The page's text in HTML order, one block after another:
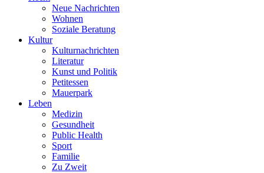
Neue Nachrichten
Wohnen
Soziale Beratung
Kultur
Kulturnachrichten
Literatur
Kunst und Politik
Petitessen
Mauerpark
Leben
Medizin
Gesundheit
Public Health
Sport
Familie
Zu Zweit